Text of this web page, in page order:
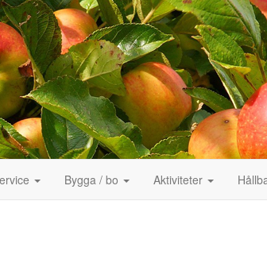
Bygga / bo Aktiviteter